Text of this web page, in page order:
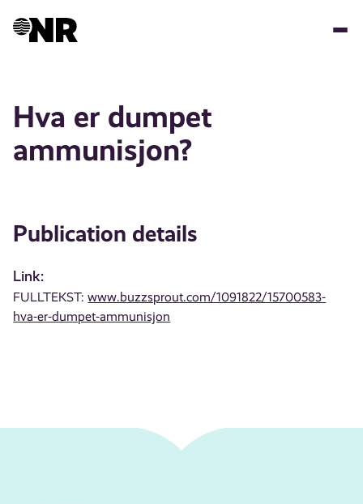
Hva er dumpet
ammunisjon?
Publication details
Link:
FULLTEKST:www.buzzsprout.com/1091822/15700583-
hva-er-dumpet-ammunisjon